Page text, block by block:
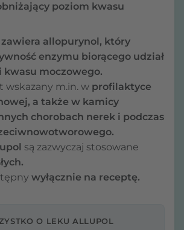
poziom kwasu
allopurynol, który
enzymu biorącego udział
moczowego.
wskazany m.in. w profilaktyce
a także w kamicy
chorobach nerek i podczas
są zazwyczaj stosowane
wyłącznie na receptę.
O LEKU ALLUPOL